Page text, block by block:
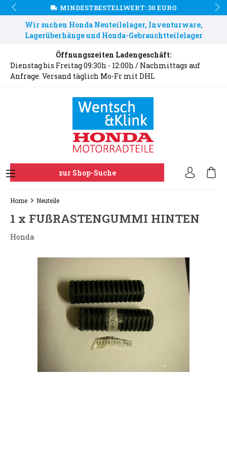
MINDESTBESTELLWERT: 30 EURO
Wir suchen Honda Neuteilelager, Inventurware,
Lagerüberhänge und Honda-Gebrauchtteilelager
Öffnungszeiten Ladengeschäft:
Dienstag bis Freitag 09:30h - 12:00h / Nachmittags auf
Anfrage. Versand täglich Mo-Fr mit DHL
zur Shop-Suche
Home Neuteile
1 x FUßRASTENGUMMI HINTEN
Honda